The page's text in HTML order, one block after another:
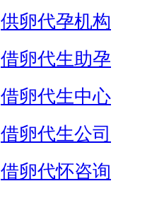
供卵代孕机构
借卵代生助孕
借卵代生中心
借卵代生公司
借卵代怀咨询